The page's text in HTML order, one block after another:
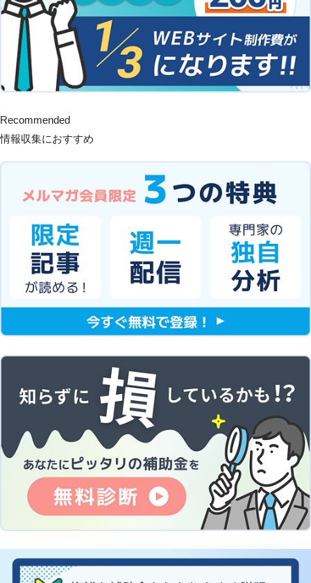
Recommended
情報収集におすすめ